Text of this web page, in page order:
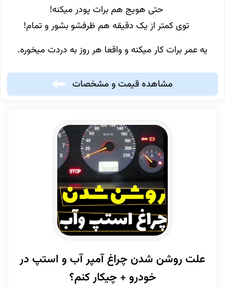
حتی هویج هم برات پودر میکنه!
توی کمتر از یک دقیقه هم ظرفشو بشور و تمام!
یه عمر برات کار میکنه و واقعا هر روز به دردت میخوره.
مشاهده قیمت و مشخصات
علت روشن شدن چراغ آمپر آب و استپ در
خودرو + چیکار کنم؟